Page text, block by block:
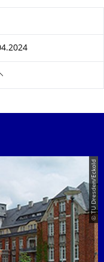
© TU Dresden/Eckold